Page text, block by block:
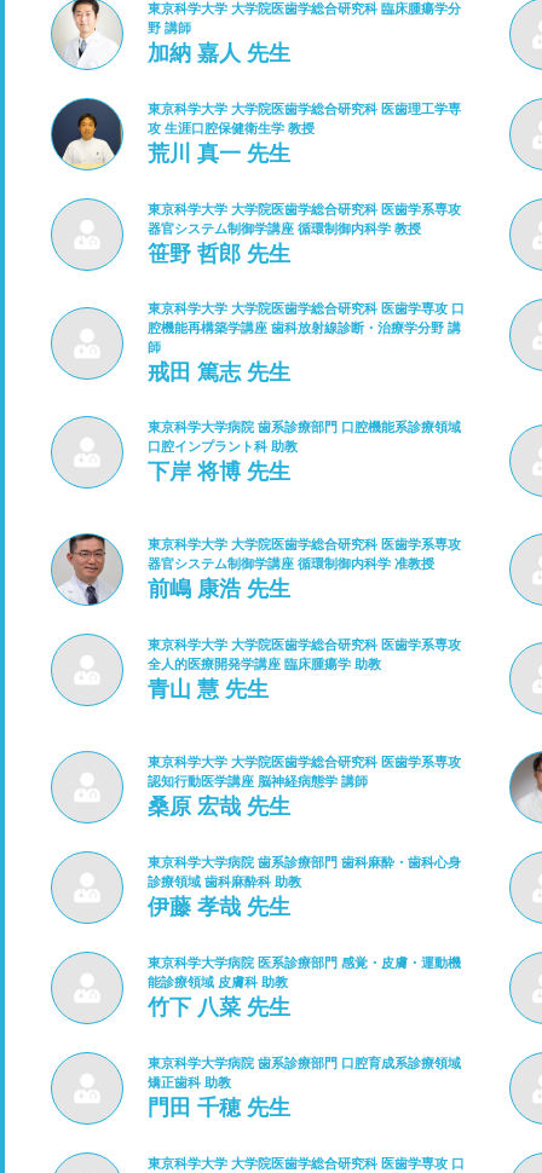
東京科学大学 大学院医歯学総合研究科 臨床腫瘍学分
野 講師
加納 嘉人 先生
東京科学大学 大学院医歯学総合研究科 医歯理工学専
攻 生涯口腔保健衛生学 教授
荒川 真一 先生
東京科学大学 大学院医歯学総合研究科 医歯学系専攻
器官システム制御学講座 循環制御内科学 教授
笹野 哲郎 先生
東京科学大学 大学院医歯学総合研究科 医歯学専攻 口
腔機能再構築学講座 歯科放射線診断・治療学分野 講
師
戒田 篤志 先生
東京科学大学病院 歯系診療部門 口腔機能系診療領域
口腔インプラント科 助教
下岸 将博 先生
東京科学大学 大学院医歯学総合研究科 医歯学系専攻
器官システム制御学講座 循環制御内科学 准教授
前嶋 康浩 先生
東京科学大学 大学院医歯学総合研究科 医歯学系専攻
全人的医療開発学講座 臨床腫瘍学 助教
青山 慧 先生
東京科学大学 大学院医歯学総合研究科 医歯学系専攻
認知行動医学講座 脳神経病態学 講師
桑原 宏哉 先生
東京科学大学病院 歯系診療部門 歯科麻酔・歯科心身
診療領域 歯科麻酔科 助教
伊藤 孝哉 先生
東京科学大学病院 医系診療部門 感覚・皮膚・運動機
能診療領域 皮膚科 助教
竹下 八菜 先生
東京科学大学病院 歯系診療部門 口腔育成系診療領域
矯正歯科 助教
門田 千穂 先生
東京科学大学 大学院医歯学総合研究科 医歯学専攻 口